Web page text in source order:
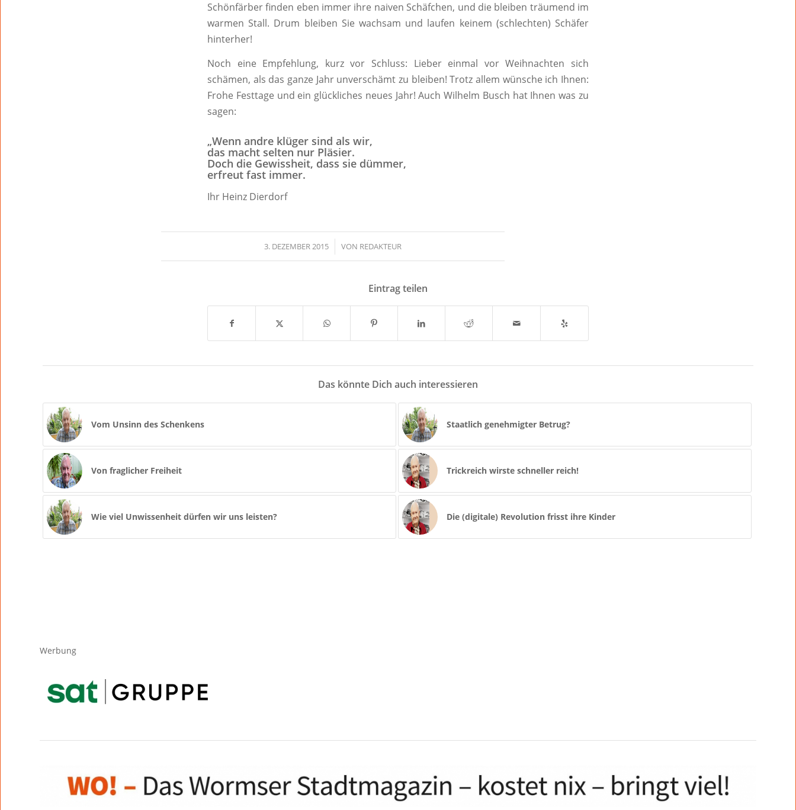
Schönfärber finden eben immer ihre naiven Schäfchen, und die bleiben träumend im
warmen Stall. Drum bleiben Sie wachsam und laufen keinem (schlechten) Schäfer
hinterher!
Noch eine Empfehlung, kurz vor Schluss: Lieber einmal vor Weihnachten sich
schämen, als das ganze Jahr unverschämt zu bleiben! Trotz allem wünsche ich Ihnen:
Frohe Festtage und ein glückliches neues Jahr! Auch Wilhelm Busch hat Ihnen was zu
sagen:
„Wenn andre klüger sind als wir,
das macht selten nur Pläsier.
Doch die Gewissheit, dass sie dümmer,
erfreut fast immer.
Ihr Heinz Dierdorf
3. DEZEMBER 2015
/ VON REDAKTEUR
Eintrag teilen
Das könnte Dich auch interessieren
Vom Unsinn des Schenkens Staatlich genehmigter Betrug?
Von fraglicher Freiheit Trickreich wirste schneller reich!
Wie viel Unwissenheit dürfen wir uns leisten? Die (digitale) Revolution frisst ihre Kinder
Werbung